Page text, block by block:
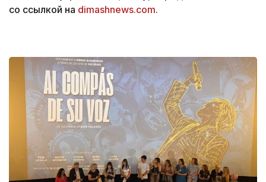
со ссылкой на dimashnews.com.